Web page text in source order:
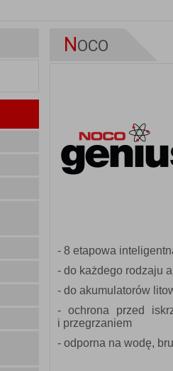
NOCO
- 8 etapowa
- do każdego rodzaju
- do akumulatorów
- ochrona przed
i przegrzaniem
- odporna na wodę,